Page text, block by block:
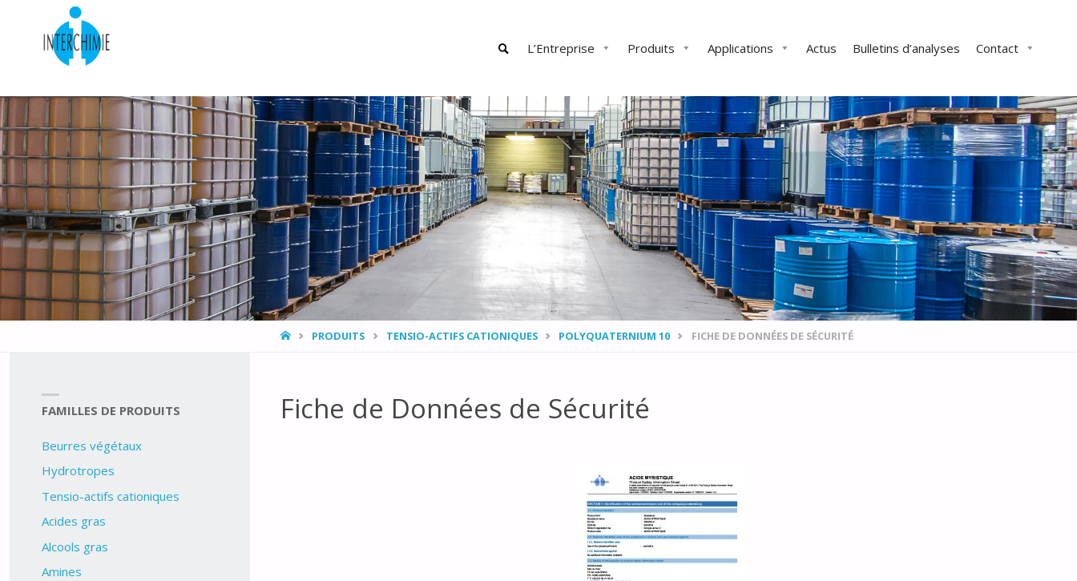
content
L’Entreprise Produits Applications Actus Bulletins d’analyses Contact
SEARCH
HOMEPRODUITS TENSIO-ACTIFS CATIONIQUES POLYQUATERNIUM 10 FICHE DE DONNÉES DE SÉCURITÉ
Fiche de Données de Sécurité
FAMILLES DE PRODUITS
Beurres végétaux
Hydrotropes
Tensio-actifs cationiques
Acides gras
Alcools gras
Amines